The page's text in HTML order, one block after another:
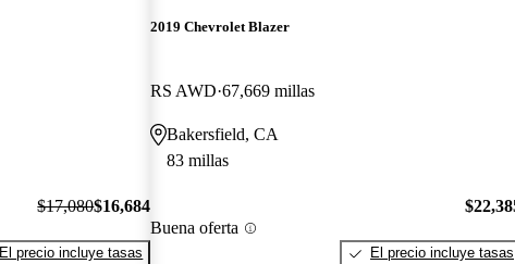
$17,080$16,684
El precio incluye tasas
2019 Chevrolet Blazer
RS AWD 67,669 millas
Bakersfield, CA
83 millas
Buena oferta
El precio incluye tasas